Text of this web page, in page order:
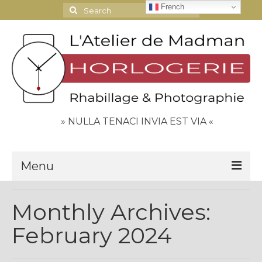
Search
for:
» NULLA TENACI INVIA EST VIA «
Menu
Contact
Espace Clients
Monthly Archives:
February 2024
French